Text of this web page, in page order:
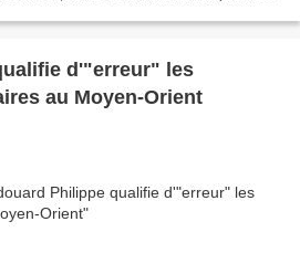
d'"erreur" les
au Moyen-Orient